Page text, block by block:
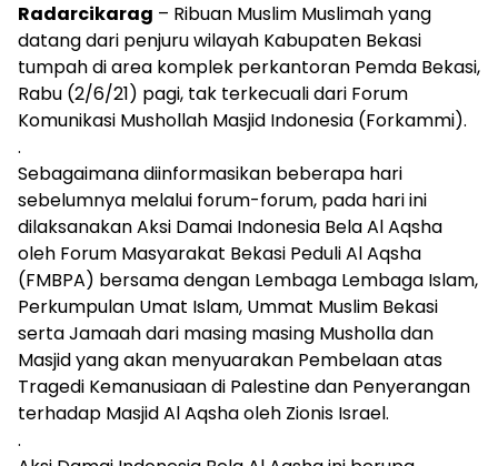
Radarcikarag – Ribuan Muslim Muslimah yang
datang dari penjuru wilayah Kabupaten Bekasi
tumpah di area komplek perkantoran Pemda Bekasi,
Rabu (2/6/21) pagi, tak terkecuali dari Forum
Komunikasi Mushollah Masjid Indonesia (Forkammi).
.
Sebagaimana diinformasikan beberapa hari
sebelumnya melalui forum-forum, pada hari ini
dilaksanakan Aksi Damai Indonesia Bela Al Aqsha
oleh Forum Masyarakat Bekasi Peduli Al Aqsha
(FMBPA) bersama dengan Lembaga Lembaga Islam,
Perkumpulan Umat Islam, Ummat Muslim Bekasi
serta Jamaah dari masing masing Musholla dan
Masjid yang akan menyuarakan Pembelaan atas
Tragedi Kemanusiaan di Palestine dan Penyerangan
terhadap Masjid Al Aqsha oleh Zionis Israel.
.